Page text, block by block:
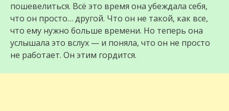
пошевелиться. Всё это время она убеждала себя,
что он просто… другой. Что он не такой, как все,
что ему нужно больше времени. Но теперь она
услышала это вслух — и поняла, что он не просто
не работает. Он этим гордится.